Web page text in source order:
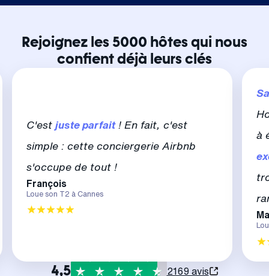
Rejoignez les 5000 hôtes qui nous
confient déjà leurs clés
C'est juste parfait! En fait, c'est
simple : cette conciergerie Airbnb
s'occupe de tout !
François
Loue son T2 à Cannes
à
4,5 2169 avis